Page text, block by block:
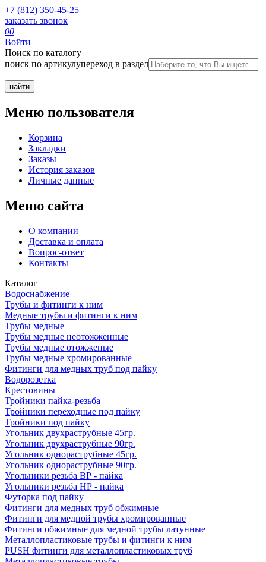
+7 (812) 350-45-25
заказать звонок
00
Войти
Поиск по каталогу
поиск по артикулупереход в раздел
Меню пользователя
Корзина
Закладки
Заказы
История заказов
Личные данные
Меню сайта
О компании
Доставка и оплата
Вопрос-ответ
Контакты
Каталог
Водоснабжение
Трубы и фитинги к ним
Медные трубы и фитинги к ним
Трубы медные
Трубы медные неотожженные
Трубы медные отожженые
Трубы медные хромированные
Фитинги для медных труб под пайку
Водорозетка
Крестовины
Тройники пайка-резьба
Тройники переходные под пайку
Тройники под пайку
Угольник двухраструбные 45гр.
Угольник двухраструбные 90гр.
Угольник однораструбные 45гр.
Угольник однораструбные 90гр.
Угольники резьба ВР - пайка
Угольники резьба НР - пайка
Футорка под пайку
Фитинги для медных труб обжимные
Фитинги для медной трубы хромированные
Фитинги обжимные для медной трубы латунные
Металлопластиковые трубы и фитинги к ним
PUSH фитинги для металлопластиковых труб